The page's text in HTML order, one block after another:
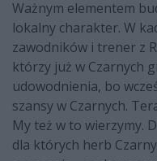
Ważnym elementem
lokalny charakter. W
zawodników i trener z
którzy już w Czarnych
udowodnienia, bo
szansy w Czarnych.
My też w to wierzymy.
dla których herb